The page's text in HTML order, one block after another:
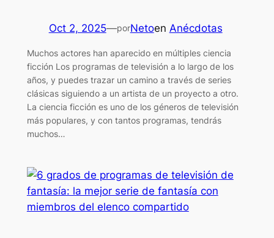
Oct 2, 2025—porNetoen Anécdotas
Muchos actores han aparecido en múltiples ciencia
ficción Los programas de televisión a lo largo de los
años, y puedes trazar un camino a través de series
clásicas siguiendo a un artista de un proyecto a otro.
La ciencia ficción es uno de los géneros de televisión
más populares, y con tantos programas, tendrás
muchos…